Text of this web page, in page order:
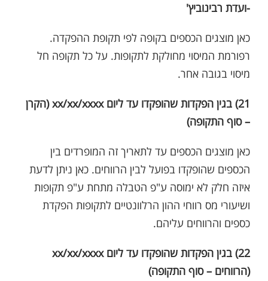
-ועדת רבינוביץ'
כאן מוצגים הכספים בקופה לפי תקופת ההפקדה.
רפורמת המיסוי מחולקת לתקופות. על כל תקופה חל
מיסוי בגובה אחר.
21) בגין הפקדות שהופקדו עד ליום xx/xx/xxxx (הקרן
– סוף התקופה)
כאן מוצגים הכספים עד לתאריך זה המופרדים בין
הכספים שהופקדו בפועל לבין הרווחים. כאן ניתן לדעת
איזה חלק לא ימוסה ע"פ הטבלה מתחת ע"פ תקופות
ושיעורי מס רווחי ההון הרלוונטיים לתקופות הפקדת
כספים והרווחים עליהם.
22) בגין הפקדות שהופקדו עד ליום xx/xx/xxxx
(הרווחים – סוף התקופה)